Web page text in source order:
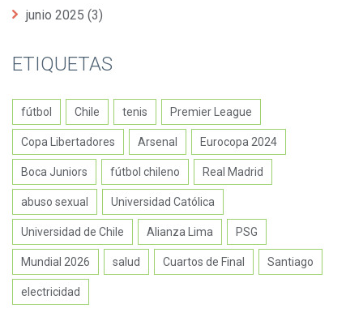
junio 2025 (3)
ETIQUETAS
fútbol Chile tenis Premier League
Copa Libertadores Arsenal Eurocopa 2024
Boca Juniors fútbol chileno Real Madrid
abuso sexual Universidad Católica
Universidad de Chile Alianza Lima PSG
Mundial 2026 salud Cuartos de Final Santiago
electricidad